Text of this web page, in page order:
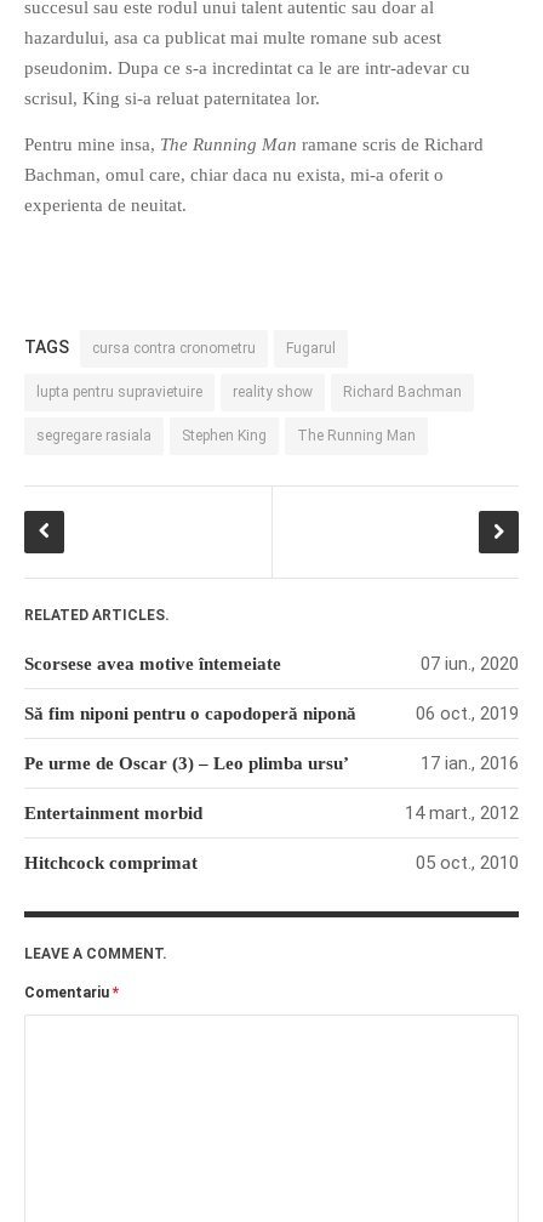
succesul sau este rodul unui talent autentic sau doar al
hazardului, asa ca publicat mai multe romane sub acest
pseudonim. Dupa ce s-a incredintat ca le are intr-adevar cu
scrisul, King si-a reluat paternitatea lor.
Pentru mine insa, The Running Man ramane scris de Richard
Bachman, omul care, chiar daca nu exista, mi-a oferit o
experienta de neuitat.
TAGS cursa contra cronometru Fugarul
lupta pentru supravietuire reality show Richard Bachman
segregare rasiala Stephen King The Running Man
RELATED ARTICLES.
Scorsese avea motive întemeiate 07 iun., 2020
Să fim niponi pentru o capodoperă niponă 06 oct., 2019
Pe urme de Oscar (3) – Leo plimba ursu’ 17 ian., 2016
Entertainment morbid 14 mart., 2012
Hitchcock comprimat 05 oct., 2010
LEAVE A COMMENT.
Comentariu *